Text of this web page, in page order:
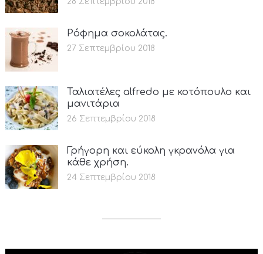
Ρόφημα σοκολάτας.
27 Σεπτεμβρίου 2018
Ταλιατέλες alfredo με κοτόπουλο και
μανιτάρια
26 Σεπτεμβρίου 2018
Γρήγορη και εύκολη γκρανόλα για
κάθε χρήση.
24 Σεπτεμβρίου 2018